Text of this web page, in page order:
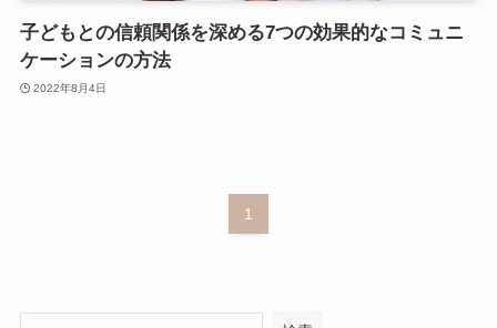
子どもとの信頼関係を深める7つの効果的なコミュニ
ケーションの方法
2022年8月4日
1